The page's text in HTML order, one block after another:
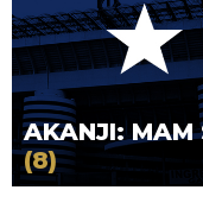
AKANJI: MAM
(8)